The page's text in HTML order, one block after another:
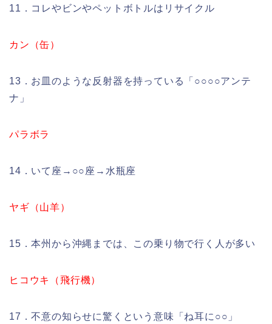
11．コレやビンやペットボトルはリサイクル
カン（缶）
13．お皿のような反射器を持っている「○○○○アンテ
ナ」
パラボラ
14．いて座→○○座→水瓶座
ヤギ（山羊）
15．本州から沖縄までは、この乗り物で行く人が多い
ヒコウキ（飛行機）
17．不意の知らせに驚くという意味「ね耳に○○」